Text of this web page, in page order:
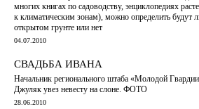
многих книгах по садоводству, энциклопедиях
к климатическим зонам), можно определить будут
открытом грунте или нет
04.07.2010
СВАДЬБА ИВАНА
Начальник регионального штаба «Молодой
Джуляк увез невесту на слоне. ФОТО
28.06.2010